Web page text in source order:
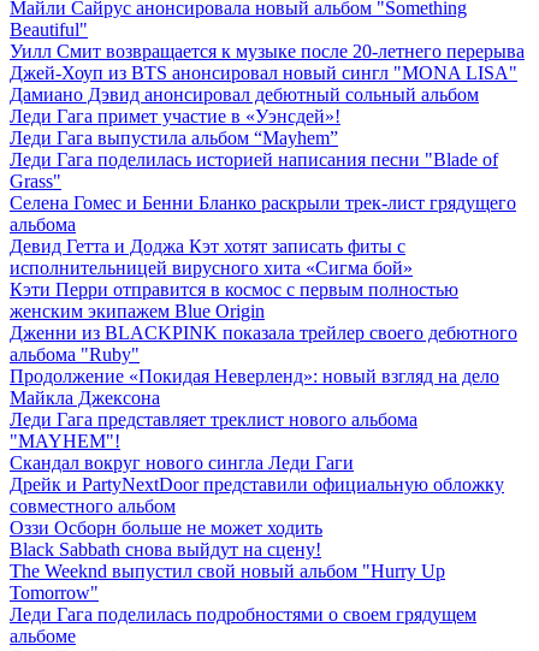
Майли Сайрус анонсировала новый альбом "Something
Beautiful"
Уилл Смит возвращается к музыке после 20-летнего перерыва
Джей-Хоуп из BTS анонсировал новый сингл "MONA LISA"
Дамиано Дэвид анонсировал дебютный сольный альбом
Леди Гага примет участие в «Уэнсдей»!
Леди Гага выпустила альбом “Mayhem”
Леди Гага поделилась историей написания песни "Blade of
Grass"
Селена Гомес и Бенни Бланко раскрыли трек-лист грядущего
альбома
Девид Гетта и Доджа Кэт хотят записать фиты с
исполнительницей вирусного хита «Сигма бой»
Кэти Перри отправится в космос с первым полностью
женским экипажем Blue Origin
Дженни из BLACKPINK показала трейлер своего дебютного
альбома "Ruby"
Продолжение «Покидая Неверленд»: новый взгляд на дело
Майкла Джексона
Леди Гага представляет треклист нового альбома
"MAYHEM"!
Скандал вокруг нового сингла Леди Гаги
Дрейк и PartyNextDoor представили официальную обложку
совместного альбом
Оззи Осборн больше не может ходить
Black Sabbath снова выйдут на сцену!
The Weeknd выпустил свой новый альбом "Hurry Up
Tomorrow"
Леди Гага поделилась подробностями о своем грядущем
альбоме